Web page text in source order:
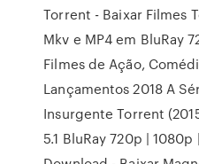
Torrent - Baixar Filmes
Mkv e MP4 em BluRay
Filmes de Ação,
Lançamentos 2018 A
Insurgente Torrent
5.1 BluRay 720p |